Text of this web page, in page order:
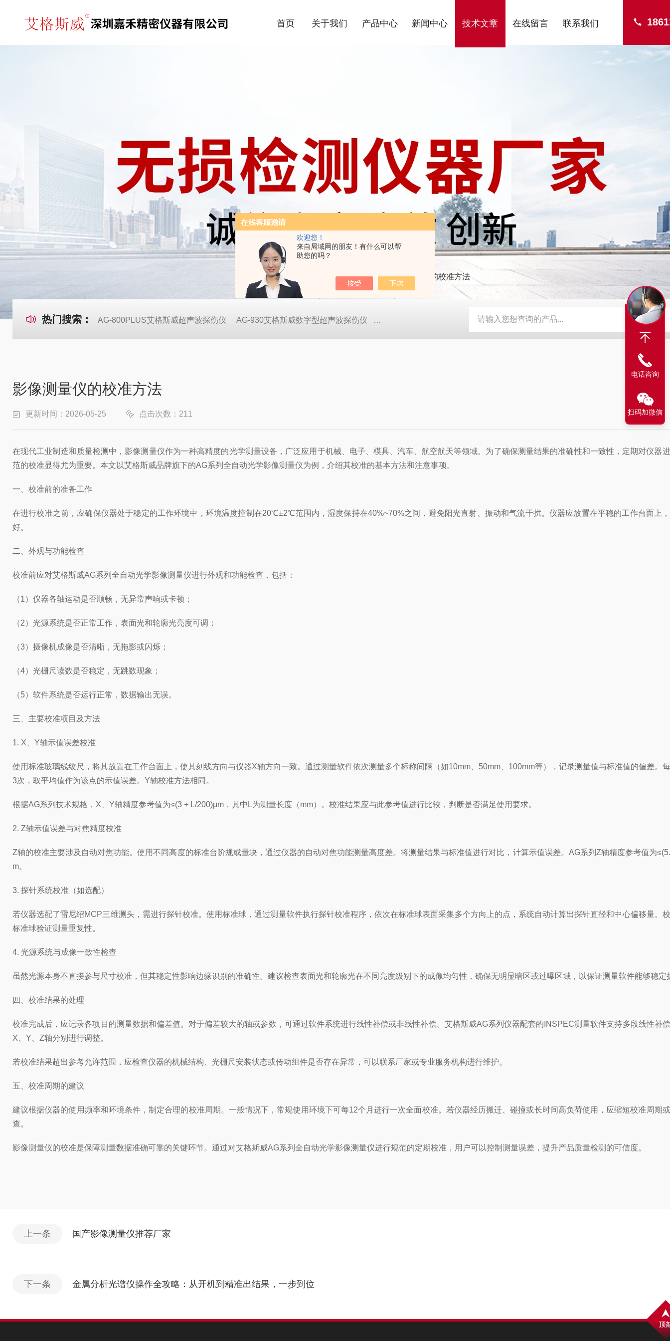
欢迎您！
来自局域网的朋友！有什么可以帮
助您的吗？
首页 关于我们 产品中心 新闻中心 技术文章 在线留言 联系我们
当前位置： 技术文章 影像测量仪的校准方法
热门搜索： AG-800PLUS艾格斯威超声波探伤仪 AG-930艾格斯威数字型超声波探伤仪 AG-900艾格斯威探伤仪 AG-120A艾格斯威盐雾试验机 AG-900智能数字型超
影像测量仪的校准方法
更新时间：2026-05-25 点击次数：211
在现代工业制造和质量检测中，影像测量仪作为一种高精度的光学测量设备，广泛应用于机械、电子、模具、汽车、航空航天等领域。为了确保测量结果的准确性和一致性，定期对仪器
范的校准显得尤为重要。本文以艾格斯威品牌旗下的AG系列全自动光学影像测量仪为例，介绍其校准的基本方法和注意事项。
一、校准前的准备工作
在进行校准之前，应确保仪器处于稳定的工作环境中，环境温度控制在20℃±2℃范围内，湿度保持在40%~70%之间，避免阳光直射、振动和气流干扰。仪器应放置在平稳的工作台面上
好。
二、外观与功能检查
校准前应对艾格斯威AG系列全自动光学影像测量仪进行外观和功能检查，包括：
（1）仪器各轴运动是否顺畅，无异常声响或卡顿；
（2）光源系统是否正常工作，表面光和轮廓光亮度可调；
（3）摄像机成像是否清晰，无拖影或闪烁；
（4）光栅尺读数是否稳定，无跳数现象；
（5）软件系统是否运行正常，数据输出无误。
三、主要校准项目及方法
1. X、Y轴示值误差校准
使用标准玻璃线纹尺，将其放置在工作台面上，使其刻线方向与仪器X轴方向一致。通过测量软件依次测量多个标称间隔（如10mm、50mm、100mm等），记录测量值与标准值的偏差。
3次，取平均值作为该点的示值误差。Y轴校准方法相同。
根据AG系列技术规格，X、Y轴精度参考值为≤(3 + L/200)μm，其中L为测量长度（mm）。校准结果应与此参考值进行比较，判断是否满足使用要求。
2. Z轴示值误差与对焦精度校准
Z轴的校准主要涉及自动对焦功能。使用不同高度的标准台阶规或量块，通过仪器的自动对焦功能测量高度差。将测量结果与标准值进行对比，计算示值误差。AG系列Z轴精度参考值为
m。
3. 探针系统校准（如选配）
若仪器选配了雷尼绍MCP三维测头，需进行探针校准。使用标准球，通过测量软件执行探针校准程序，依次在标准球表面采集多个方向上的点，系统自动计算出探针直径和中心偏移量。
标准球验证测量重复性。
4. 光源系统与成像一致性检查
虽然光源本身不直接参与尺寸校准，但其稳定性影响边缘识别的准确性。建议检查表面光和轮廓光在不同亮度级别下的成像均匀性，确保无明显暗区或过曝区域，以保证测量软件能够稳定
四、校准结果的处理
校准完成后，应记录各项目的测量数据和偏差值。对于偏差较大的轴或参数，可通过软件系统进行线性补偿或非线性补偿。艾格斯威AG系列仪器配套的INSPEC测量软件支持多段线性补
X、Y、Z轴分别进行调整。
若校准结果超出参考允许范围，应检查仪器的机械结构、光栅尺安装状态或传动组件是否存在异常，可以联系厂家或专业服务机构进行维护。
五、校准周期的建议
建议根据仪器的使用频率和环境条件，制定合理的校准周期。一般情况下，常规使用环境下可每12个月进行一次全面校准。若仪器经历搬迁、碰撞或长时间高负荷使用，应缩短校准周期
查。
影像测量仪的校准是保障测量数据准确可靠的关键环节。通过对艾格斯威AG系列全自动光学影像测量仪进行规范的定期校准，用户可以控制测量误差，提升产品质量检测的可信度。
上一条 国产影像测量仪推荐厂家
下一条 金属分析光谱仪操作全攻略：从开机到精准出结果，一步到位
电话咨询
扫码加微信